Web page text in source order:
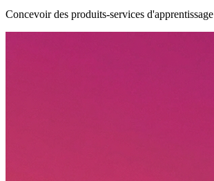
Concevoir des produits-services d'apprentissage